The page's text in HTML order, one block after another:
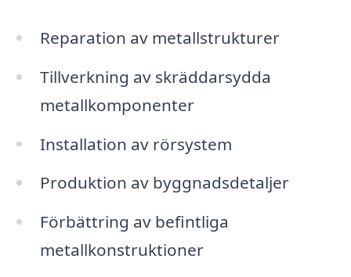
Reparation av metallstrukturer
Tillverkning av skräddarsydda
metallkomponenter
Installation av rörsystem
Produktion av byggnadsdetaljer
Förbättring av befintliga
metallkonstruktioner